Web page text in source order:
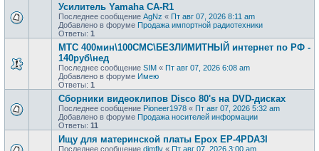
Усилитель Yamaha CA-R1
Последнее сообщение AgNz « Пт авг 07, 2026 8:11 am
Добавлено в форуме Продажа импортной радиотехники
Ответы: 1
МТС 400мин\100СМС\БЕЗЛИМИТНЫЙ интернет по РФ -
140руб\нед
Последнее сообщение SIM « Пт авг 07, 2026 6:08 am
Добавлено в форуме Имею
Ответы: 1
Сборники видеоклипов Disco 80's на DVD-дисках
Последнее сообщение Pioneer1978 « Пт авг 07, 2026 5:32 am
Добавлено в форуме Продажa носителей информации
Ответы: 11
Ищу для материнской платы Epox EP-4PDA3I
Последнее сообщение dimfly « Пт авг 07, 2026 3:00 am